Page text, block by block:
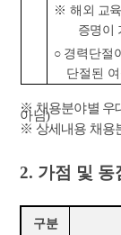
※해외 교
증명이
○ 경력단절
단절된
※채용분야별 우
아님)
※ 상세내용 채용
2. 가점 및 동
구분